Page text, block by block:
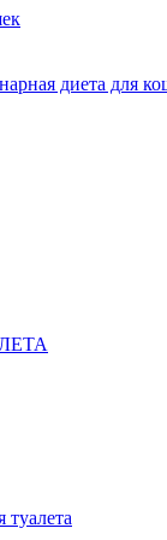
диета для